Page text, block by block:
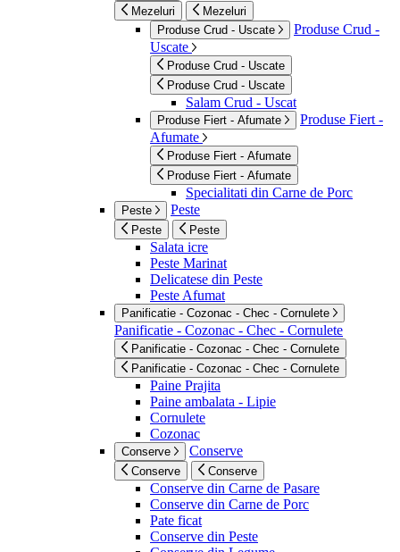
Mezeluri
Mezeluri
Produse Crud - Uscate
Produse Crud -
Uscate
Produse Crud - Uscate
Produse Crud - Uscate
Salam Crud - Uscat
Produse Fiert - Afumate
Produse Fiert -
Afumate
Produse Fiert - Afumate
Produse Fiert - Afumate
Specialitati din Carne de Porc
Peste Peste
Peste Peste
Salata icre
Peste Marinat
Delicatese din Peste
Peste Afumat
Panificatie - Cozonac - Chec - Cornulete
Panificatie - Cozonac - Chec - Cornulete
Panificatie - Cozonac - Chec - Cornulete
Panificatie - Cozonac - Chec - Cornulete
Paine Prajita
Paine ambalata - Lipie
Cornulete
Cozonac
Conserve Conserve
Conserve Conserve
Conserve din Carne de Pasare
Conserve din Carne de Porc
Pate ficat
Conserve din Peste